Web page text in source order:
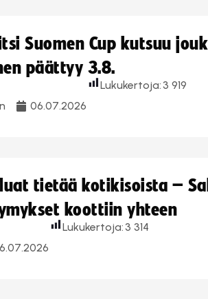
Suomen Cup kutsuu
päättyy 3.8.
06.07.2026
Lukukertoja: 3 919
tietää kotikisoista –
koottiin yhteen
Lukukertoja: 3 314